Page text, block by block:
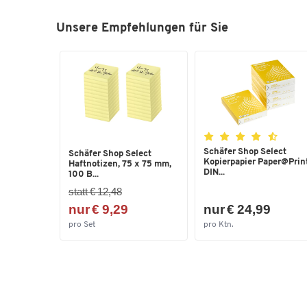
Unsere Empfehlungen für Sie
Schäfer Shop Select
Haftnotizen, 75 x 75 mm,
100 B...
statt € 12,48
nur € 9,29
pro Set
Schäfer Shop Select
Kopierpapier
DIN...
nur € 24,99
pro Ktn.